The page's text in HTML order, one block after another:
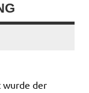
wurde der